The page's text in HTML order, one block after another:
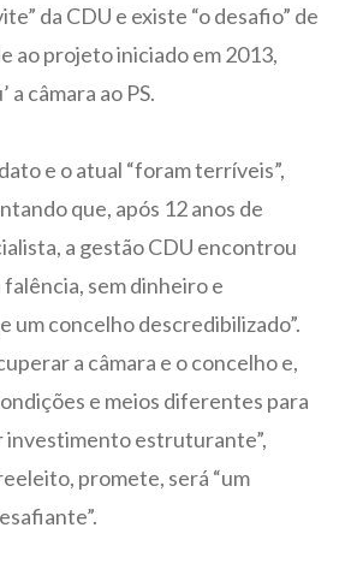
da CDU e existe “o desafio” de
ao projeto iniciado em 2013,
a câmara ao PS.
e o atual “foram terríveis”,
que, após 12 anos de
a gestão CDU encontrou
falência, sem dinheiro e
um concelho descredibilizado”.
a câmara e o concelho e,
e meios diferentes para
investimento estruturante”,
promete, será “um